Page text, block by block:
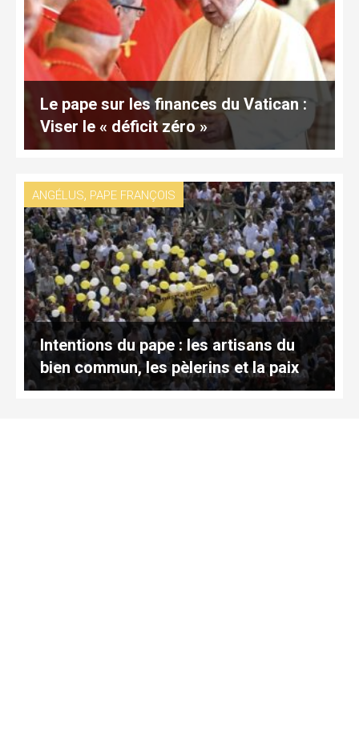
Le pape sur les finances du Vatican :
Viser le « déficit zéro »
ANGÉLUS, PAPE FRANÇOIS
Intentions du pape : les artisans du
bien commun, les pèlerins et la paix